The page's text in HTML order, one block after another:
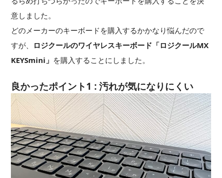
意しました。
どのメーカーのキーボードを購入するかかなり悩んだので
すが、 ロジクールのワイヤレスキーボード「ロジクールMX
KEYSmini」 を購入することにしました。
良かったポイント1 : 汚れが気になりにくい